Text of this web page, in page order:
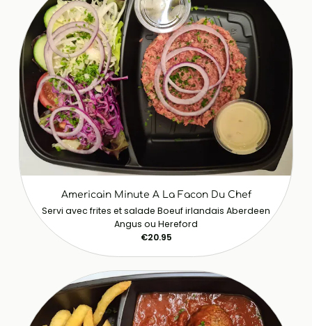
Americain Minute A La Facon Du Chef
Servi avec frites et salade Boeuf irlandais Aberdeen
Angus ou Hereford
€20.95